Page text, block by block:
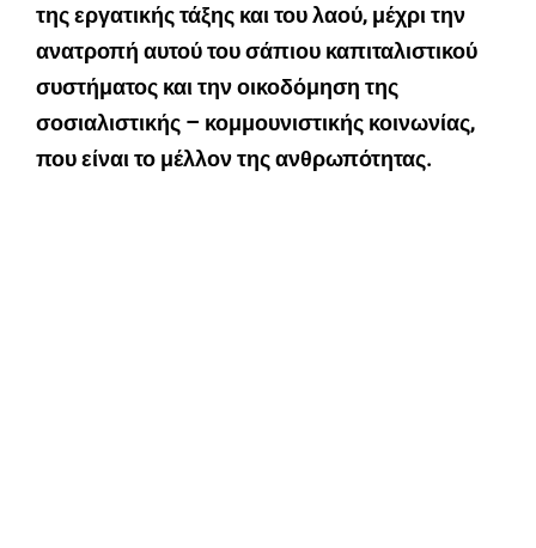
της εργατικής τάξης και του λαού, μέχρι την
ανατροπή αυτού του σάπιου καπιταλιστικού
συστήματος και την οικοδόμηση της
σοσιαλιστικής – κομμουνιστικής κοινωνίας,
που είναι το μέλλον της ανθρωπότητας.